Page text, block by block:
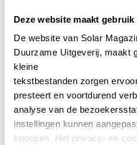
Deze website maakt
De website van Solar
Duurzame Uitgeverij, maakt
kleine
tekstbestanden zorgen
presteert en voortdurend
analyse van de
instellingen kunnen
knoppen. Het privacy- en
Vacatures
Installateurzoeker
Cookievoorkeuren wijzigen
English
Geef ons
Vertel ons wat je
Tip de redactie